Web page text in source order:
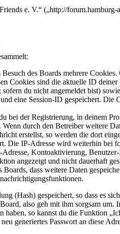
e. V.“ („http://
des Boards mehrere
Cookies sind die aktuelle ID
du nicht angemeldet bist)
eine Session-ID gespeichert.
bei der Registrierung, in deinem
durch den Betreiber weitere
erstellst, so werden die dort
Die IP-Adresse wird weiterhin bei
Kontoaktivierung,
angezeigt und nicht dauerhaft
dass weitere Daten
(Hash) gespeichert, so dass es
also geh mit ihm sorgsam
haben, so kannst du die Funktion
generiertes Passwort an diese